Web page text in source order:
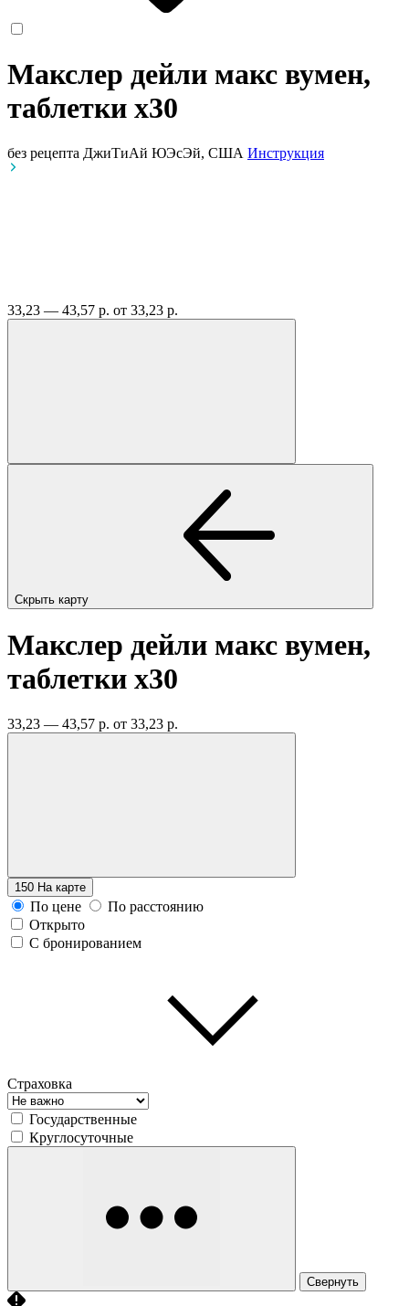
Макслер дейли макс вумен,
таблетки x30
без рецепта ДжиТиАй ЮЭсЭй, США Инструкция
33,23 — 43,57 р. от 33,23 р.
Скрыть карту
Макслер дейли макс вумен,
таблетки x30
33,23 — 43,57 р. от 33,23 р.
150 На карте
По цене
По расстоянию
Открыто
С бронированием
Страховка
Государственные
Круглосуточные
Свернуть